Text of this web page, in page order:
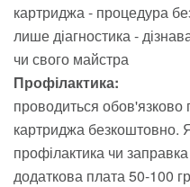
картриджа - процедура
лише діагностика -
чи свого майстра
Профілактика:
проводиться обов'язково
картриджа
профілактика чи
додаткова плата 50-100